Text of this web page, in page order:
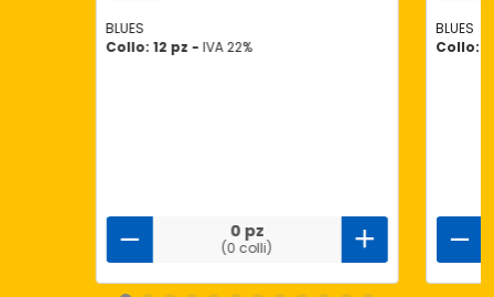
BLUES
Collo: 12 pz - IVA 22%
0 pz
(0 colli)
BLUES
Collo: